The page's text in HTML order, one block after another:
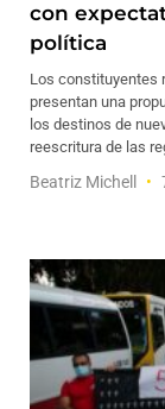
con
política
Los constituyentes
presentan una
los destinos de
reescritura de las
Beatriz Michell